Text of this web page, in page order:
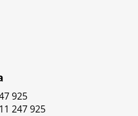
925
247 925